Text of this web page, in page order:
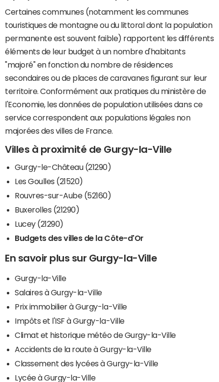
Certaines communes (notamment les communes
touristiques de montagne ou du littoral dont la population
permanente est souvent faible) rapportent les différents
éléments de leur budget à un nombre d'habitants
"majoré" en fonction du nombre de résidences
secondaires ou de places de caravanes figurant sur leur
territoire. Conformément aux pratiques du ministère de
l'Economie, les données de population utilisées dans ce
service correspondent aux populations légales non
majorées des villes de France.
Villes à proximité de Gurgy-la-Ville
Gurgy-le-Château (21290)
Les Goulles (21520)
Rouvres-sur-Aube (52160)
Buxerolles (21290)
Lucey (21290)
Budgets des villes de la Côte-d'Or
En savoir plus sur Gurgy-la-Ville
Gurgy-la-Ville
Salaires à Gurgy-la-Ville
Prix immobilier à Gurgy-la-Ville
Impôts et l'ISF à Gurgy-la-Ville
Climat et historique météo de Gurgy-la-Ville
Accidents de la route à Gurgy-la-Ville
Classement des lycées à Gurgy-la-Ville
Lycée à Gurgy-la-Ville